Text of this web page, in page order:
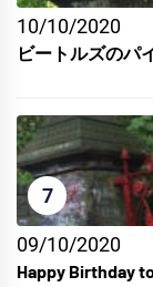
10/10/2020
ビートルズのパ
7
09/10/2020
Happy Birthday